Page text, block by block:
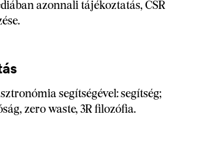
azonnali tájékoztatás, CSR
segítségével: segítség;
zero waste, 3R filozófia.